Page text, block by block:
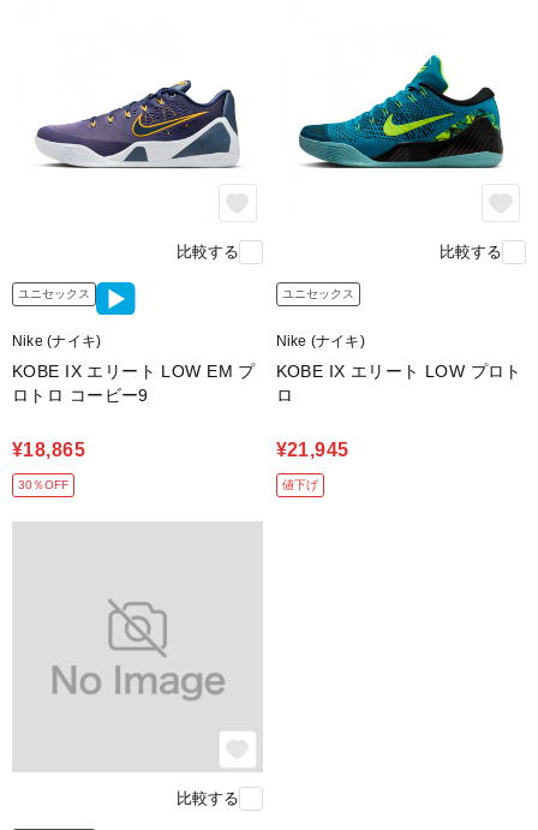
足とコートの一体感を生み出します。
feature.3
比較する
ユニセックス
Nike (ナイキ)
KOBE IX エリート LOW EM プ
ロトロ コービー9
¥18,865
30％OFF
比較する
ユニセックス
Nike (ナイキ)
KOBE IX エリート LOW プロト
ロ
¥21,945
値下げ
比較する